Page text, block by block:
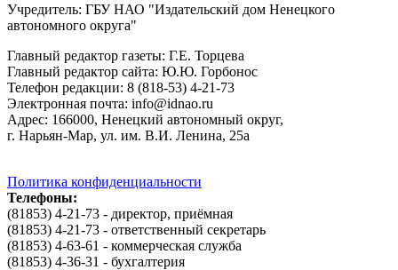
Учредитель: ГБУ НАО "Издательский дом Ненецкого
автономного округа"
Главный редактор газеты: Г.Е. Торцева
Главный редактор сайта: Ю.Ю. Горбонос
Телефон редакции: 8 (818-53) 4-21-73
Электронная почта: info@idnao.ru
Адрес: 166000, Ненецкий автономный округ,
г. Нарьян-Мар, ул. им. В.И. Ленина, 25а
Политика конфиденциаль­ности
Телефоны:
(81853) 4-21-73 - директор, приёмная
(81853) 4-21-73 - ответственный секретарь
(81853) 4-63-61 - коммерческая служба
(81853) 4-36-31 - бухгалтерия